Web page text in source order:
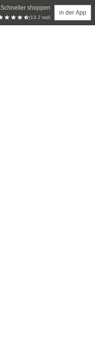
Schneller shoppen
(13.2 tsd)
in der App